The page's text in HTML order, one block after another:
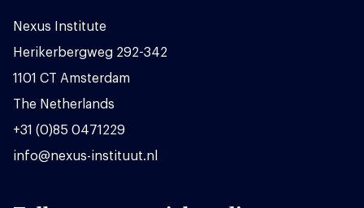
Nexus Institute
Herikerbergweg 292-342
1101 CT Amsterdam
The Netherlands
+31 (0)85 0471229
info@nexus-instituut.nl